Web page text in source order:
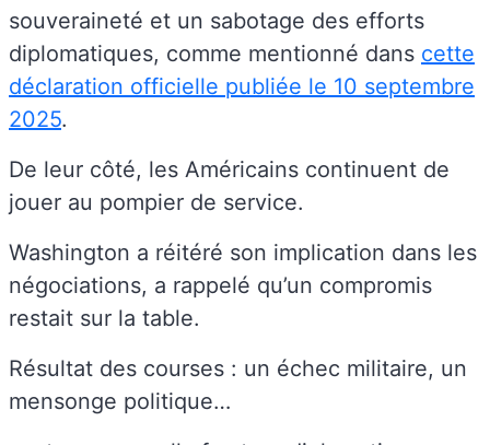
souveraineté et un sabotage des efforts
diplomatiques, comme mentionné dans cette
déclaration officielle publiée le 10 septembre
2025.
De leur côté, les Américains continuent de
jouer au pompier de service.
Washington a réitéré son implication dans les
négociations, a rappelé qu’un compromis
restait sur la table.
Résultat des courses : un échec militaire, un
mensonge politique…